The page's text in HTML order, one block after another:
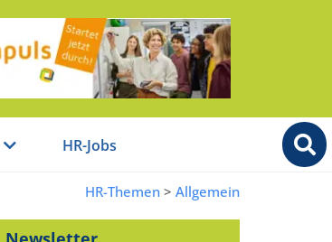
HR-Jobs
HR-Themen > Allgemein